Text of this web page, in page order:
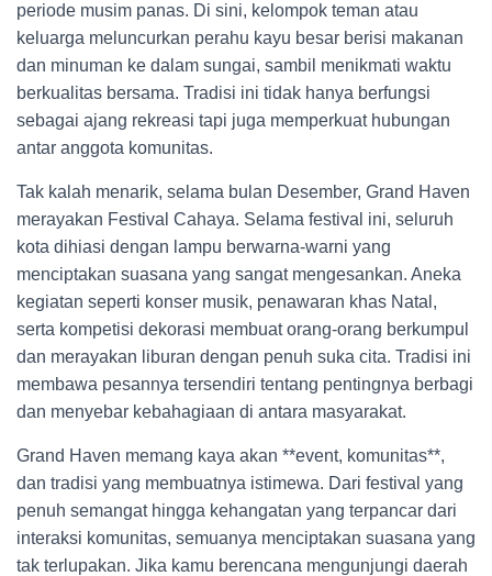
periode musim panas. Di sini, kelompok teman atau
keluarga meluncurkan perahu kayu besar berisi makanan
dan minuman ke dalam sungai, sambil menikmati waktu
berkualitas bersama. Tradisi ini tidak hanya berfungsi
sebagai ajang rekreasi tapi juga memperkuat hubungan
antar anggota komunitas.
Tak kalah menarik, selama bulan Desember, Grand Haven
merayakan Festival Cahaya. Selama festival ini, seluruh
kota dihiasi dengan lampu berwarna-warni yang
menciptakan suasana yang sangat mengesankan. Aneka
kegiatan seperti konser musik, penawaran khas Natal,
serta kompetisi dekorasi membuat orang-orang berkumpul
dan merayakan liburan dengan penuh suka cita. Tradisi ini
membawa pesannya tersendiri tentang pentingnya berbagi
dan menyebar kebahagiaan di antara masyarakat.
Grand Haven memang kaya akan **event, komunitas**,
dan tradisi yang membuatnya istimewa. Dari festival yang
penuh semangat hingga kehangatan yang terpancar dari
interaksi komunitas, semuanya menciptakan suasana yang
tak terlupakan. Jika kamu berencana mengunjungi daerah